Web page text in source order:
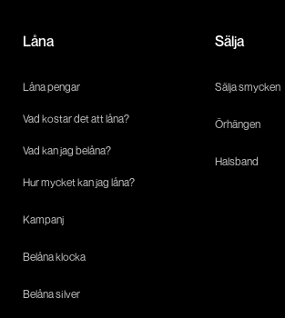
Låna
Låna pengar
Vad kostar det att låna?
Vad kan jag belåna?
Hur mycket kan jag låna?
Kampanj
Belåna klocka
Belåna silver
Sälja
Sälja smycken
Örhängen
Halsband